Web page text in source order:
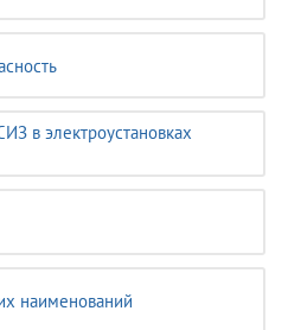
в электроустановках
наименований